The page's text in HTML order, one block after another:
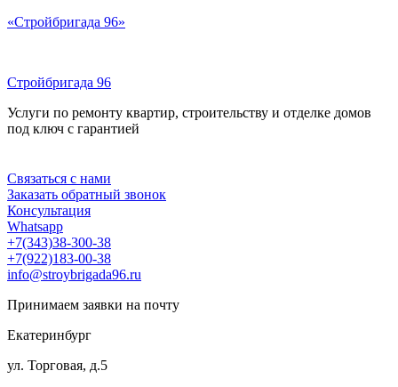
Перейти
«Стройбригада 96»
Стройбригада 96
Услуги по ремонту квартир, строительству и отделке домов
под ключ с гарантией
Связаться с нами
Заказать обратный звонок
Консультация
Whatsapp
+7(343)38-300-38
+7(922)183-00-38
info@stroybrigada96.ru
Принимаем заявки на почту
Екатеринбург
ул. Торговая, д.5